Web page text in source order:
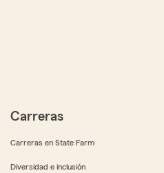
Carreras
Carreras en State Farm
Diversidad e inclusión